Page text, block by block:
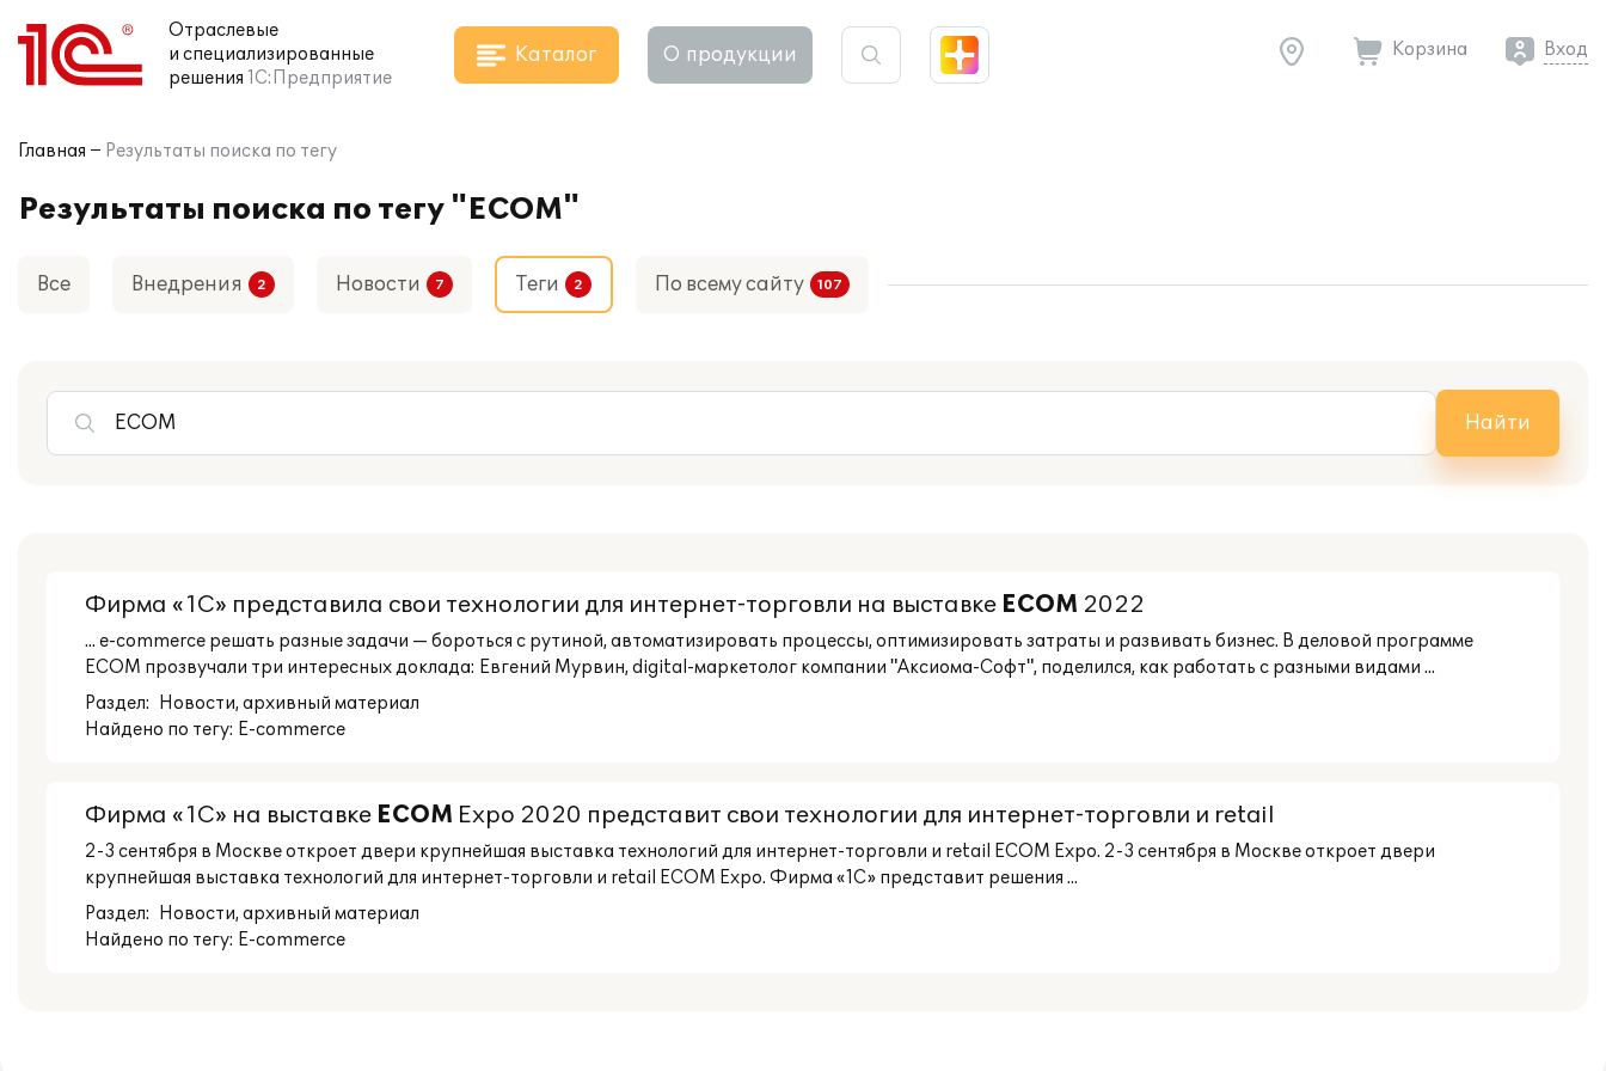
Отраслевые
и специализированные
решения 1С:Предприятие
Каталог О продукции Корзина Вход
Главная Результаты поиска по тегу
Результаты поиска по тегу "ECOM"
Все Внедрения Новости Теги По всему сайту
Найти
Фирма «1С» представила свои технологии для интернет-торговли на выставке ECOM 2022
... e-commerce решать разные задачи — бороться с рутиной, автоматизировать процессы, оптимизировать затраты и развивать бизнес. В деловой программе
ECOM прозвучали три интересных доклада: Евгений Мурвин, digital-маркетолог компании "Аксиома-Софт", поделился, как работать с разными видами ...
Раздел:
Новости, архивный материал
Найдено по тегу: E-commerce
Фирма «1С» на выставке ECOM Expo 2020 представит свои технологии для интернет-торговли и retail
2-3 сентября в Москве откроет двери крупнейшая выставка технологий для интернет-торговли и retail ECOM Expo. 2-3 сентября в Москве откроет двери
крупнейшая выставка технологий для интернет-торговли и retail ECOM Expo. Фирма «1С» представит решения ...
Раздел:
Новости, архивный материал
Найдено по тегу: E-commerce